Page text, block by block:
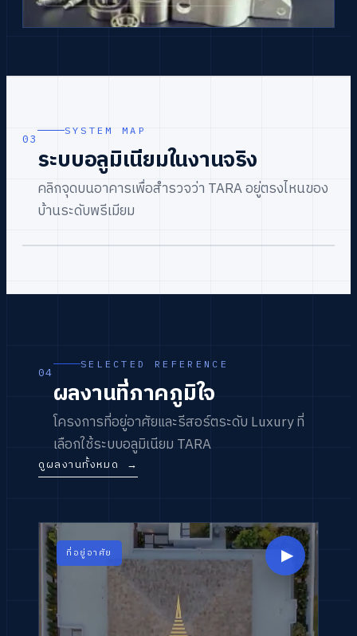
03
SYSTEM MAP
ระบบอลูมิเนียมในงานจริง
คลิกจุดบนอาคารเพื่อสำรวจว่า TARA อยู่ตรงไหนของ
บ้านระดับพรีเมียม
04
SELECTED REFERENCE
ผลงานที่ภาคภูมิใจ
โครงการที่อยู่อาศัยและรีสอร์ตระดับ Luxury ที่
เลือกใช้ระบบอลูมิเนียม TARA
ดูผลงานทั้งหมด →
ที่อยู่อาศัย ▶